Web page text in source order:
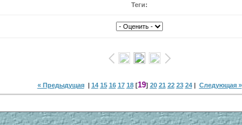
Теги:
« Предыдущая| 14 15 16 17 18[19] 20 21 22 23 24| Следующая »